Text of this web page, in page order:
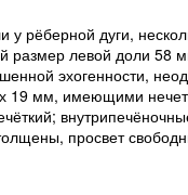
рёберной дуги,
левой доли 58
эхогенности,
19 мм, имеющими
просвет